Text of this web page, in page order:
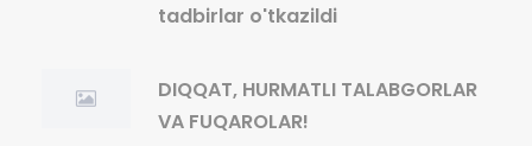
tadbirlar o'tkazildi
DIQQAT, HURMATLI TALABGORLAR
VA FUQAROLAR!